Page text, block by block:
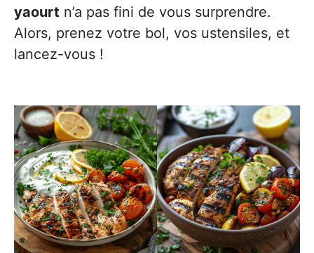
yaourt n’a pas fini de vous surprendre.
Alors, prenez votre bol, vos ustensiles, et
lancez-vous !